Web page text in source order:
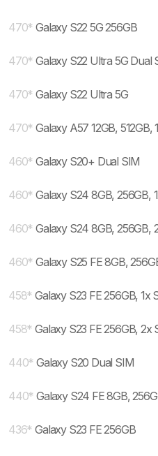
470* Galaxy S22 5G 256GB
470* Galaxy S22 Ultra 5G Dual
470* Galaxy S22 Ultra 5G
470* Galaxy A57 12GB, 512GB,
460* Galaxy S20+ Dual SIM
460* Galaxy S24 8GB, 256GB,
460* Galaxy S24 8GB, 256GB,
460* Galaxy S25 FE 8GB,
458* Galaxy S23 FE 256GB, 1x
458* Galaxy S23 FE 256GB, 2x
440* Galaxy S20 Dual SIM
440* Galaxy S24 FE 8GB,
436* Galaxy S23 FE 256GB